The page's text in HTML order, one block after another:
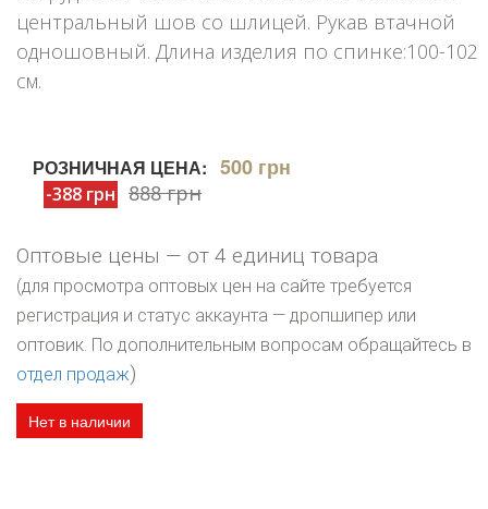
центральный шов со шлицей. Рукав втачной
одношовный. Длина изделия по спинке:100-102
см.
РОЗНИЧНАЯ ЦЕНА: 500 грн
-388 грн 888 грн
Оптовые цены — от 4 единиц товара
(для просмотра оптовых цен на сайте требуется
регистрация и статус аккаунта — дропшипер или
оптовик. По дополнительным вопросам обращайтесь в
отдел продаж)
Нет в наличии